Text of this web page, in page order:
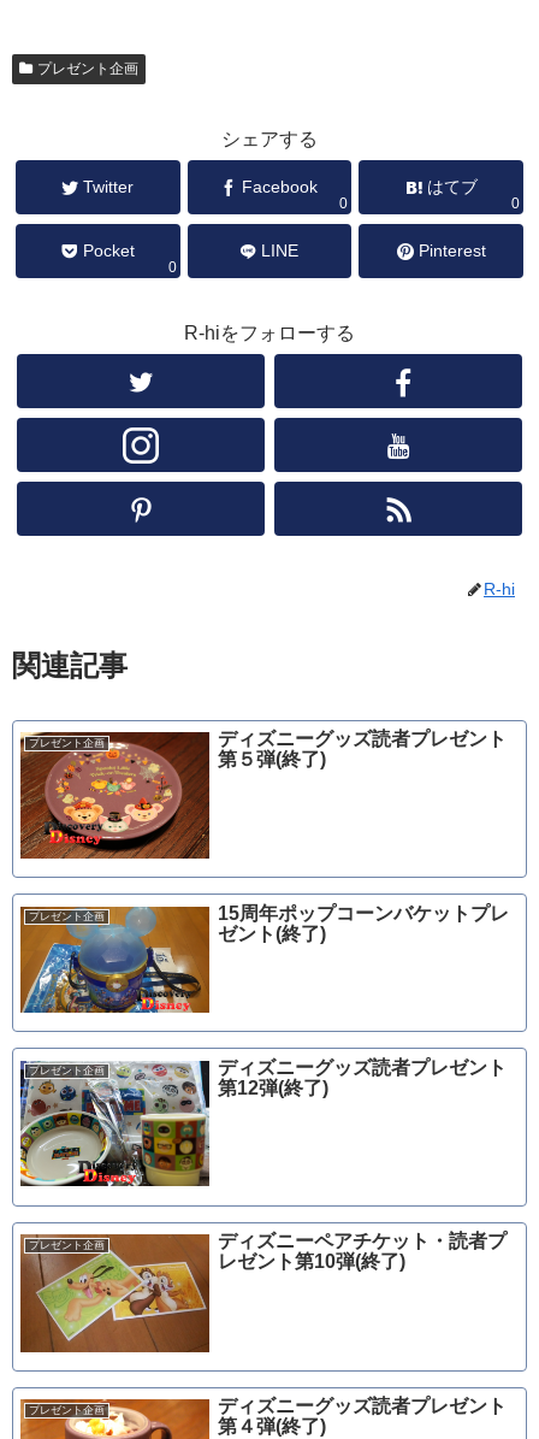
プレゼント企画
シェアする
Twitter Facebook
0
はてブ
0
Pocket
0
LINE Pinterest
R-hiをフォローする
R-hi
関連記事
プレゼント企画
ディズニーグッズ読者プレゼント
第５弾(終了)
プレゼント企画
15周年ポップコーンバケットプレ
ゼント(終了)
プレゼント企画
ディズニーグッズ読者プレゼント
第12弾(終了)
プレゼント企画
ディズニーペアチケット・読者プ
レゼント第10弾(終了)
プレゼント企画
ディズニーグッズ読者プレゼント
第４弾(終了)